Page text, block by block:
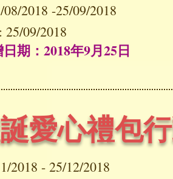
08/2018 -25/09/2018
25/09/2018
期：2018年9月25日
誕愛心禮包
2018 - 25/12/2018